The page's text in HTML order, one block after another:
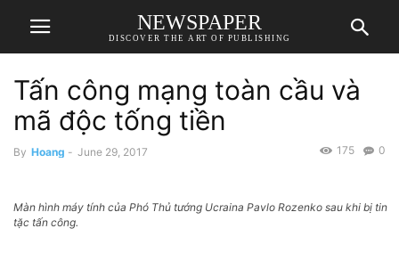
NEWSPAPER
DISCOVER THE ART OF PUBLISHING
Tấn công mạng toàn cầu và
mã độc tống tiền
By Hoang - June 29, 2017 0
175
Màn hình máy tính của Phó Thủ tướng Ucraina Pavlo Rozenko sau khi bị tin
tặc tấn công.